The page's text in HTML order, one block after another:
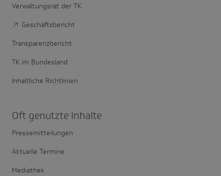
Verwaltungsrat der TK
Geschäftsbericht
Transparenzbericht
TK im Bundesland
Inhaltliche Richtlinien
Oft genutzte Inhalte
Pressemitteilungen
Aktuelle Termine
Mediathek